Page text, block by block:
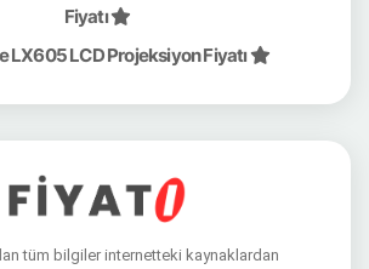
Fiyatı
LX605 LCD Projeksiyon Fiyatı
tüm bilgiler internetteki kaynaklardan